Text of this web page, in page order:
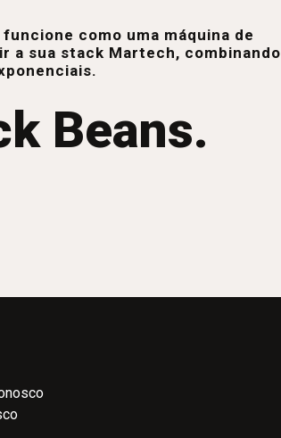
como uma máquina de
a sua stack Martech, combinando
Beans.